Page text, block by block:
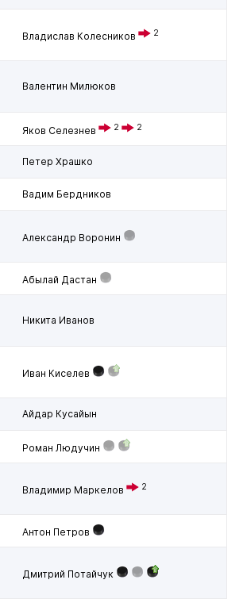
Владислав Колесников 2
Валентин Милюков
Яков Селезнев 2 2
Петер Храшко
Вадим Бердников
Александр Воронин
Абылай Дастан
Никита Иванов
Иван Киселев
Айдар Кусайын
Роман Людучин
Владимир Маркелов 2
Антон Петров
Дмитрий Потайчук